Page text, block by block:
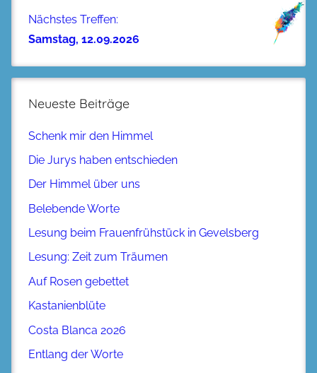
Nächstes Treffen:
Samstag, 12.09.2026
Neueste Beiträge
Schenk mir den Himmel
Die Jurys haben entschieden
Der Himmel über uns
Belebende Worte
Lesung beim Frauenfrühstück in Gevelsberg
Lesung: Zeit zum Träumen
Auf Rosen gebettet
Kastanienblüte
Costa Blanca 2026
Entlang der Worte